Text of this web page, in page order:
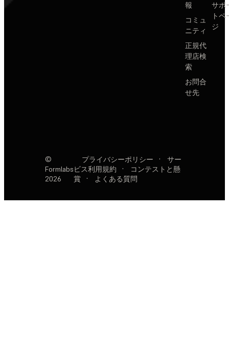
報
コミュ
ニティ
正規代
理店検
索
お問合
せ先
サポ
トペ
ジ
©
Formlabs
2026
プライバシーポリシー ·
サー
ビス利用規約
·
コンテストと懸
賞
· よくある質問